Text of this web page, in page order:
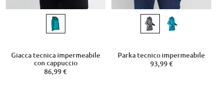
Giacca tecnica impermeabile
con cappuccio
86,99 €
Parka tecnico impermeabile
93,99 €